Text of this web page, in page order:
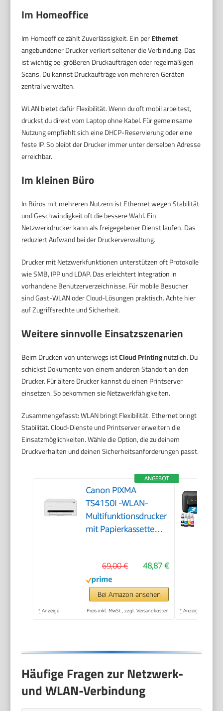
Im Homeoffice
Im Homeoffice zählt Zuverlässigkeit. Ein perEthernet
angebundener Drucker verliert seltener die Verbindung. Das
ist wichtig bei größeren Druckaufträgen oder regelmäßigen
Scans. Du kannst Druckaufträge von mehreren Geräten
zentral verwalten.
WLAN bietet dafür Flexibilität. Wenn du oft mobil arbeitest,
druckst du direkt vom Laptop ohne Kabel. Für gemeinsame
Nutzung empfiehlt sich eine DHCP-Reservierung oder eine
feste IP. So bleibt der Drucker immer unter derselben Adresse
erreichbar.
Im kleinen Büro
In Büros mit mehreren Nutzern ist Ethernet wegen Stabilität
und Geschwindigkeit oft die bessere Wahl. Ein
Netzwerkdrucker kann als freigegebener Dienst laufen. Das
reduziert Aufwand bei der Druckerverwaltung.
Drucker mit Netzwerkfunktionen unterstützen oft Protokolle
wie SMB, IPP und LDAP. Das erleichtert Integration in
vorhandene Benutzerverzeichnisse. Für mobile Besucher
sind Gast-WLAN oder Cloud-Lösungen praktisch. Achte hier
auf Zugriffsrechte und Sicherheit.
Weitere sinnvolle Einsatzszenarien
Beim Drucken von unterwegs istCloud Printingnützlich. Du
schickst Dokumente von einem anderen Standort an den
Drucker. Für ältere Drucker kannst du einen Printserver
einsetzen. So bekommen sie Netzwerkfähigkeiten.
Zusammengefasst: WLAN bringt Flexibilität. Ethernet bringt
Stabilität. Cloud-Dienste und Printserver erweitern die
Einsatzmöglichkeiten. Wähle die Option, die zu deinem
Druckverhalten und deinen Sicherheitsanforderungen passt.
ANGEBOT
Canon PIXMA
TS4150I -WLAN-
Multifunktionsdrucker
mit Papierkassette
Kabelloses Drucken
vom Smartphone
leicht gemacht PIXMA
Print Plan kompatibel
48,87 €
69,00 €
Bei Amazon ansehen
* Anzeige Preis inkl. MwSt., zzgl. Versandkosten * Anzeige
Häufige Fragen zur Netzwerk-
und WLAN-Verbindung